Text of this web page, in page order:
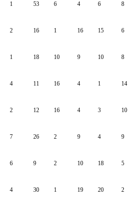
1 53 6 4 6 8
2 16 1 16 15 6
1 18 10 9 10 8
4 11 16 4 1 14
2 12 16 4 3 10
7 26 2 9 4 9
6 9 2 10 18 5
4 30 1 19 20 2